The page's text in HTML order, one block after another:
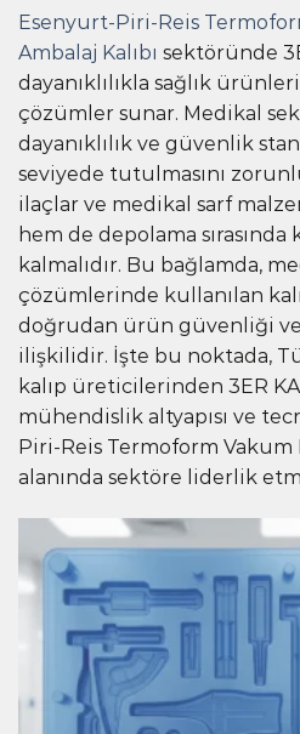
Esenyurt-Piri-Reis
Ambalaj Kalıbı sektöründe
dayanıklılıkla sağlık
çözümler sunar. Medikal
dayanıklılık ve güvenlik
seviyede tutulmasını
ilaçlar ve medikal sarf
hem de depolama sırasında
kalmalıdır. Bu bağlamda,
çözümlerinde kullanılan
doğrudan ürün güvenliği ve
ilişkilidir. İşte bu noktada,
kalıp üreticilerinden 3ER
mühendislik altyapısı ve
Piri-Reis Termoform Vakum
alanında sektöre liderlik